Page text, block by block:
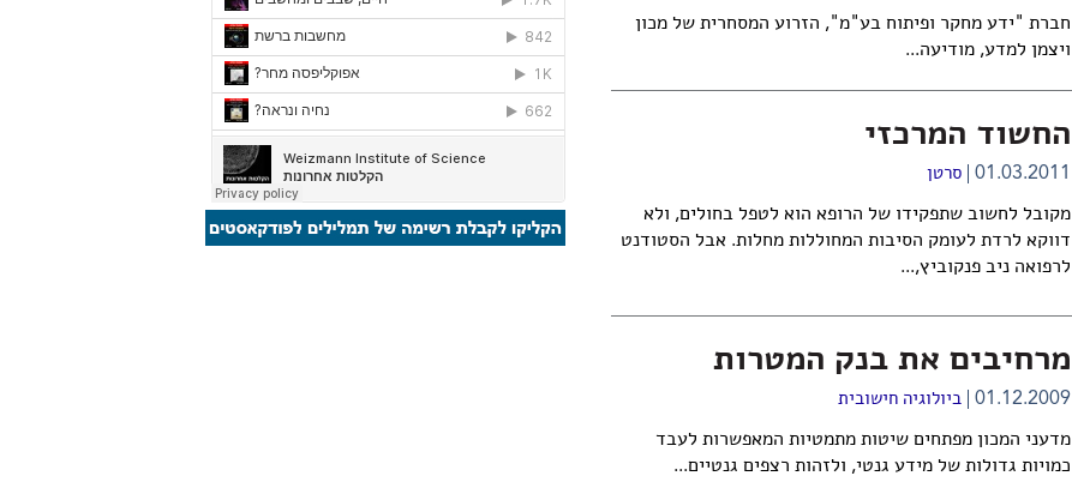
חברת "ידע מחקר ופיתוח בע"מ", הזרוע המסחרית של מכון
ויצמן למדע, מודיעה...
החשוד המרכזי
01.03.2011 סרטן
מקובל לחשוב שתפקידו של הרופא הוא לטפל בחולים, ולא
דווקא לרדת לעומק הסיבות המחוללות מחלות. אבל הסטודנט
לרפואה ניב פנקוביץ,...
מרחיבים את בנק המטרות
01.12.2009 ביולוגיה חישובית
מדעני המכון מפתחים שיטות מתמטיות המאפשרות לעבד
כמויות גדולות של מידע גנטי, ולזהות רצפים גנטיים...